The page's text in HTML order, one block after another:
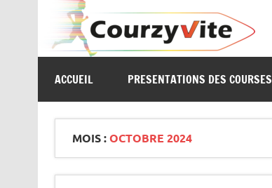
ACCUEIL PRESENTATIONS DES COURSES
MOIS :OCTOBRE 2024